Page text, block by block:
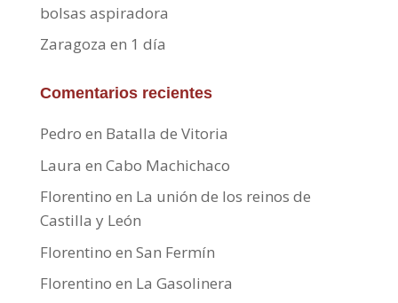
bolsas aspiradora
Zaragoza en 1 día
Comentarios recientes
Pedro en Batalla de Vitoria
Laura en Cabo Machichaco
Florentino en La unión de los reinos de
Castilla y León
Florentino en San Fermín
Florentino en La Gasolinera